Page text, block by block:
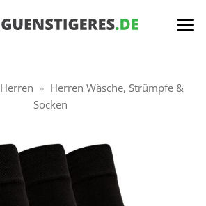
Herren » Herren Wäsche, Strümpfe &
Socken